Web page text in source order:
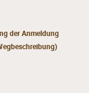
der Anmeldung